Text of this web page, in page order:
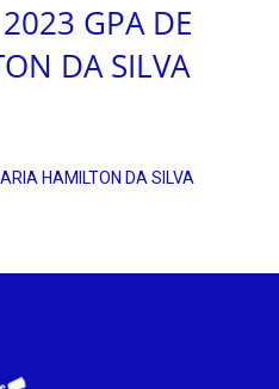
GPA DE
DA SILVA
HAMILTON DA SILVA